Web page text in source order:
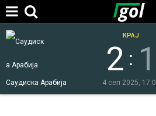
Jump to
Саудиска Арабија
2 : 1
КРАЈ
4 сеп 2025,